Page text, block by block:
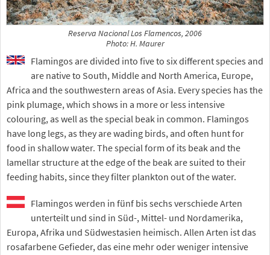
Reserva Nacional Los Flamencos, 2006
Photo: H. Maurer
Flamingos are divided into five to six different species and
are native to South, Middle and North America, Europe,
Africa and the southwestern areas of Asia. Every species has the
pink plumage, which shows in a more or less intensive
colouring, as well as the special beak in common. Flamingos
have long legs, as they are wading birds, and often hunt for
food in shallow water. The special form of its beak and the
lamellar structure at the edge of the beak are suited to their
feeding habits, since they filter plankton out of the water.
Flamingos werden in fünf bis sechs verschiede Arten
unterteilt und sind in Süd-, Mittel- und Nordamerika,
Europa, Afrika und Südwestasien heimisch. Allen Arten ist das
rosafarbene Gefieder, das eine mehr oder weniger intensive